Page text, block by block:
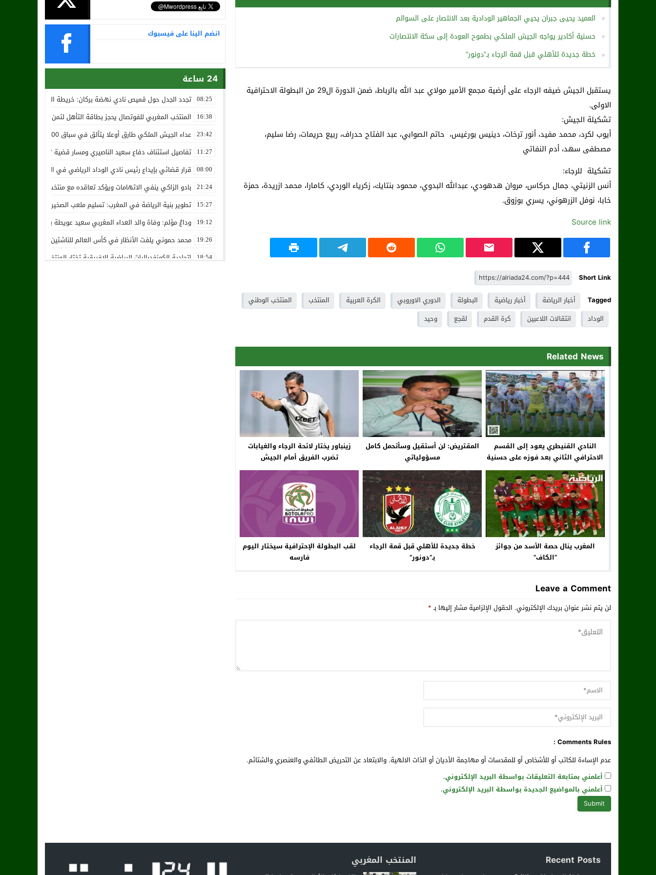
العميد يحيى جبران يحيي الجماهير الودادية بعد الانتصار على السوالم
حسنية أكادير يواجه الجيش الملكي بطموح العودة إلى سكة الانتصارات
خطة جديدة للأهلي قبل قمة الرجاء بـ”دونور”
يستقبل الجيش ضيفه الرجاء على أرضية مجمع الأمير مولاي عبد الله بالرباط، ضمن الدورة ال29 من البطولة الاحترافية
الاولى.
تشكيلة الجيش:
أيوب لكرد، محمد مفيد، أنور ترخات، دينيس بورغيس، حاتم الصوابي، عبد الفتاح حدراف، ربيع حريمات، رضا سليم،
مصطفى سهد، أدم النفاتي
تشكيلة للرجاء:
أنس الزنيتي، جمال حركاس، مروان هدهودي، عبدالله البدوي، محمود بنتايك، زكرياء الوردي، كامارا، محمد ازريدة، حمزة
خابا، نوفل الزرهوني، يسري بوزوق.
Source link
Short Link
Tagged
أخبار الرياضة أخبار رياضية البطولة الدوري الاوروبي الكرة العربية المنتخب
المنتخب الوطني
الوداد
انتقالات اللاعبين كرة القدم لقجع وحيد
Related News
النادي القنيطري يعود إلى القسم
الاحترافي الثاني بعد فوزه على حسنية
لازاري وجدة
المقتريض: لن أستقيل وسأتحمل كامل
مسؤولياتي
زينباور يختار لائحة الرجاء والغيابات
تضرب الفريق أمام الجيش
المغرب ينال حصة الأسد من جوائز
“الكاف”
خطة جديدة للأهلي قبل قمة الرجاء
بـ”دونور”
لقب البطولة الإحترافية سيختار اليوم
فارسه
Leave a Comment
لن يتم نشر عنوان بريدك الإلكتروني. الحقول الإلزامية مشار إليها بـ*
Comments Rules :
عدم الإساءة للكاتب أو للأشخاص أو للمقدسات أو مهاجمة الأديان أو الذات الالهية. والابتعاد عن التحريض الطائفي والعنصري والشتائم.
أعلمني بمتابعة التعليقات بواسطة البريد الإلكتروني.
أعلمني بالمواضيع الجديدة بواسطة البريد الإلكتروني.
انضم الينا على فيسبوك
24 ساعة
08:25 تجدد الجدل حول قميص نادي نهضة بركان: خريطة المغرب تثير استياء
16:38 المنتخب المغربي للفوتصال يحجز بطاقة التأهل لثمن نهائي مونديال
23:42 عداء الجيش الملكي طارق أوعلا يتألق في سباق 4200 متر بمدينة سلا
11:27 تفاصيل استئناف دفاع سعيد الناصيري ومسار قضية ‘بارون المخدرات
08:00 قرار قضائي بإيداع رئيس نادي الوداد الرياضي في السجن في قضية
21:24 بادو الزاكي ينفي الاتهامات ويؤكد تعاقده مع منتخب النيجر دون تكفل
15:27 تطوير بنية الرياضة في المغرب: تسليم ملعب الصخيرات بالعشب
19:12 وداعٌ مؤلم: وفاة والد العداء المغربي سعيد عويطة بعد صراع طويل
19:26 محمد حموني يلفت الأنظار في كأس العالم للناشئين ويثير اهتمام
18:54 اتحادية الكونفدراليات الرياضية الإفريقية تختار المنتخب الوطني
Recent Posts المنتخب المغربي